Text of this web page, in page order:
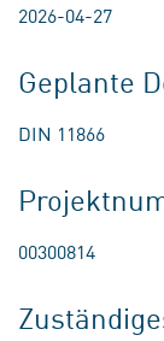
2026-04-27
Geplante
DIN 11866
00300814